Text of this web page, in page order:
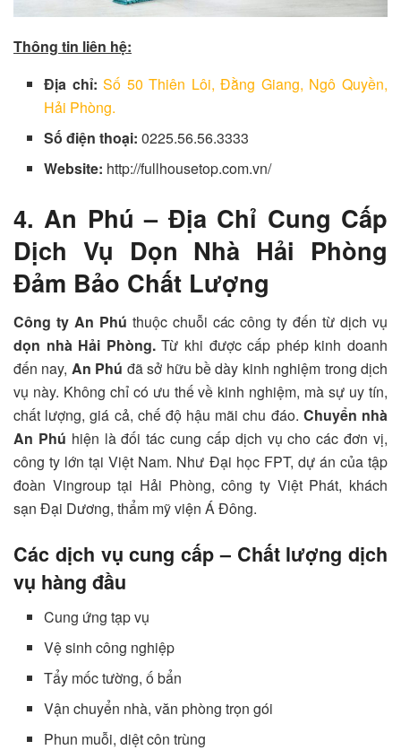
Thông tin liên hệ:
Địa chỉ:Số 50 Thiên Lôi, Đằng Giang, Ngô Quyền,
Hải Phòng.
Số điện thoại: 0225.56.56.3333
Website: http://fullhousetop.com.vn/
4. An Phú – Địa Chỉ Cung Cấp
Dịch Vụ Dọn Nhà Hải Phòng
Đảm Bảo Chất Lượng
Công ty An Phú thuộc chuỗi các công ty đến từ dịch vụ
dọn nhà Hải Phòng.Từ khi được cấp phép kinh doanh
đến nay, An Phú đã sở hữu bề dày kinh nghiệm trong dịch
vụ này. Không chỉ có ưu thế về kinh nghiệm, mà sự uy tín,
chất lượng, giá cả, chế độ hậu mãi chu đáo. Chuyển nhà
An Phú hiện là đối tác cung cấp dịch vụ cho các đơn vị,
công ty lớn tại Việt Nam. Như Đại học FPT, dự án của tập
đoàn Vingroup tại Hải Phòng, công ty Việt Phát, khách
sạn Đại Dương, thẩm mỹ viện Á Đông.
Các dịch vụ cung cấp – Chất lượng dịch
vụ hàng đầu
Cung ứng tạp vụ
Vệ sinh công nghiệp
Tẩy mốc tường, ố bẩn
Vận chuyển nhà, văn phòng trọn gói
Phun muỗi, diệt côn trùng